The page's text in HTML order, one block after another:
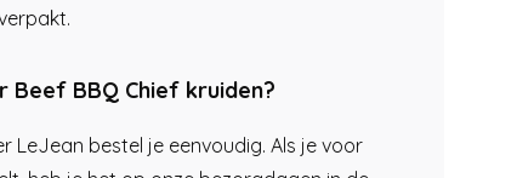
Beef BBQ Chief kruiden?
LeJean bestel je eenvoudig. Als je voor